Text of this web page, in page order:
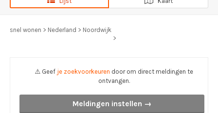
snel wonen > Nederland > Noordwijk
>
⚠️ Geef je zoekvoorkeuren door om direct meldingen te
ontvangen.
Meldingen instellen →